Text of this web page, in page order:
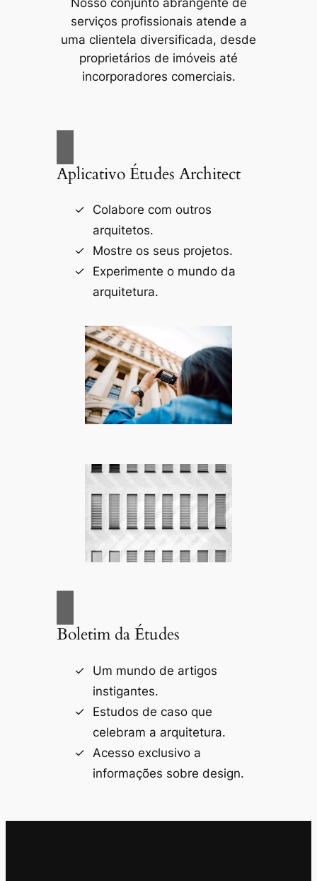
Nosso conjunto abrangente de
serviços profissionais atende a
uma clientela diversificada, desde
proprietários de imóveis até
incorporadores comerciais.
Aplicativo Études Architect
Colabore com outros
arquitetos.
Mostre os seus projetos.
Experimente o mundo da
arquitetura.
Boletim da Études
Um mundo de artigos
instigantes.
Estudos de caso que
celebram a arquitetura.
Acesso exclusivo a
informações sobre design.